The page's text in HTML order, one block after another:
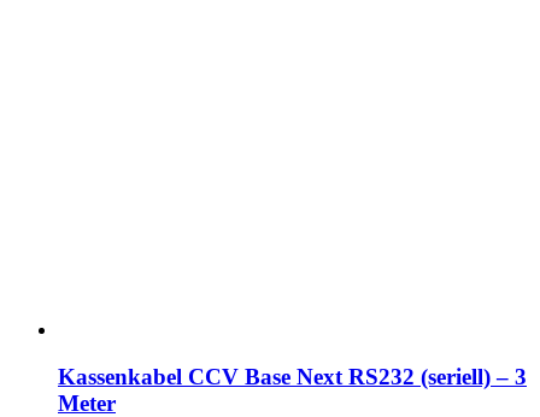
Kassenkabel CCV Base Next RS232 (seriell) – 3
Meter